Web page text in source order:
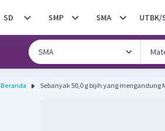
SD SMP SMA UTBK/
Beranda Sebanyak 50,0 g bijih yang mengandung